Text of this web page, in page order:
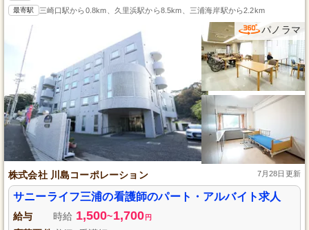
最寄駅 三崎口駅から0.8km、久里浜駅から8.5km、三浦海岸駅から2.2km
パノラマ
株式会社 川島コーポレーション 7月28日更新
サニーライフ三浦の看護師のパート・アルバイト求人
給与 時給 1,500~1,700 円